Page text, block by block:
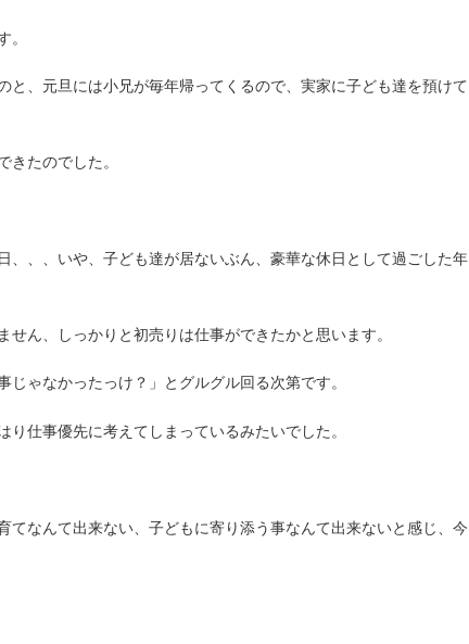
。
、元旦には小兄が毎年帰ってくるので、実家に子ども達を預けて
きたのでした。
、、いや、子ども達が居ないぶん、豪華な休日として過ごした年
ん、しっかりと初売りは仕事ができたかと思います。
ゃなかったっけ？」とグルグル回る次第です。
仕事優先に考えてしまっているみたいでした。
なんて出来ない、子どもに寄り添う事なんて出来ないと感じ、今